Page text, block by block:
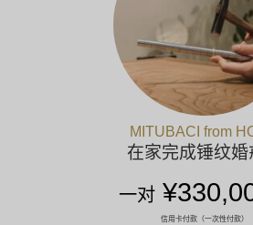
MITUBACI from
在家完成锤纹婚
一对
信用卡付款（一次性付款）